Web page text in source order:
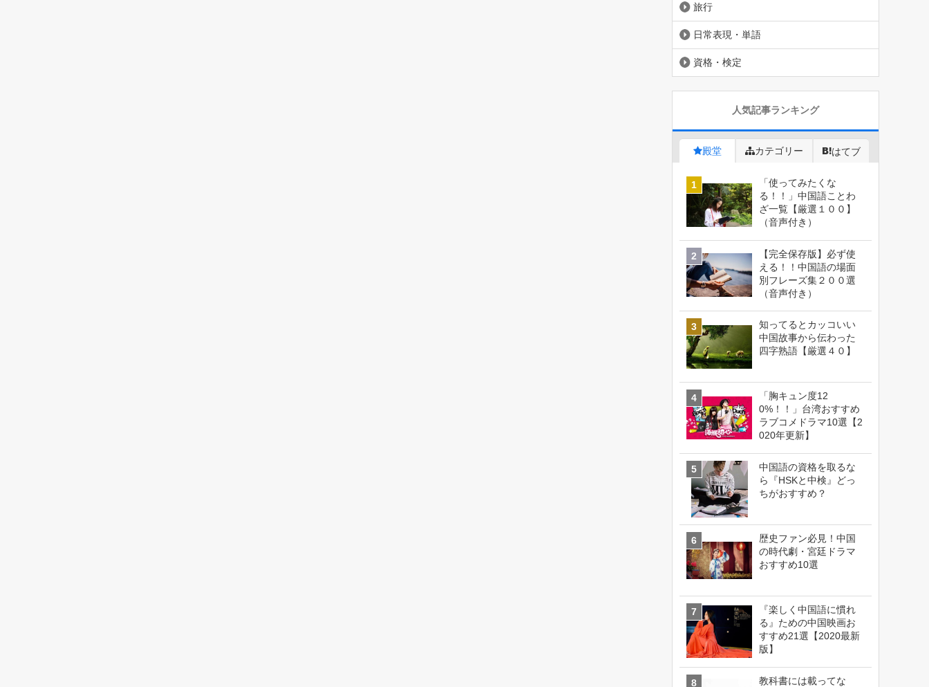
旅行
日常表現・単語
資格・検定
人気記事ランキング
殿堂 カテゴリー はてブ
「使ってみたくな
る！！」中国語ことわ
ざ一覧【厳選１００】
（音声付き）
【完全保存版】必ず使
える！！中国語の場面
別フレーズ集２００選
（音声付き）
知ってるとカッコいい
中国故事から伝わった
四字熟語【厳選４０】
「胸キュン度12
0%！！」台湾おすすめ
ラブコメドラマ10選【2
020年更新】
中国語の資格を取るな
ら『HSKと中検』どっ
ちがおすすめ？
歴史ファン必見！中国
の時代劇・宮廷ドラマ
おすすめ10選
『楽しく中国語に慣れ
る』ための中国映画お
すすめ21選【2020最新
版】
教科書には載ってな